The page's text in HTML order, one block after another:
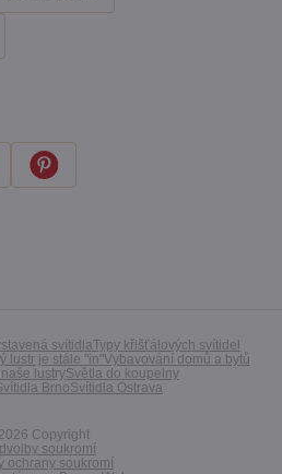
svítidlaTypy křišťálových svítidel
lustr je stále "in"Vybavování domů a bytů
lustrySvětla do koupelny
BrnoSvítidla Ostrava
2026 Copyright
soukromí
ochrany soukromí